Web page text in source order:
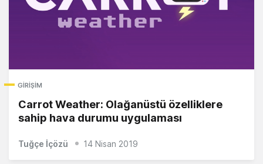
GIRIŞIM
Carrot Weather: Olağanüstü özelliklere
sahip hava durumu uygulaması
Tuğçe İçözü 14 Nisan 2019